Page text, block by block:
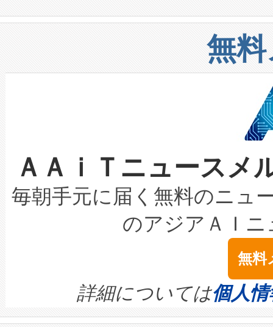
構造化トレーニングカリキュ
上げおよび商用化段階におけ
設備整備および立ち上げ調整
加組織は、Enzeneのバイオ
選定された製品について、自
取得できる可能性もあります
設には、3億～4億ドルかか
最高経営責任者（CEO）であ
す。「当社のfully-connected
ームを利用すれば、6,000万
きます。この効率性は、フェ
安全性を追跡し、確保する事
増加しているデータセンター
る電力網に大きな負担をかけ
事業者の負担軽減という課題
系統連系を迅速にし、ピーク
限を超えて利用可能な電力容
持できるよう貢献します。こ
ービスレベル契約（SLA）違
テリー性能の劣化によるダウ
念は、現在データセンターが
ます。 Voltaiq provides a
quality and reliability for AI
BESS stack to ensure battery
や穀物倉庫におけるバルク材
リューション「Avia 2」を発
したAvia 2は、1,000メート
狭視野のFOVを切り替えるこ
ケーブル、枝などの細かな対
なレーザースポットにより、
な環境下でも豊かなディテー
キロメートル範囲を検出
LiDAR for Inspections,
は1535 nmレーザーを搭載。
イズの小径化を実現すること
す。ノーマルモードでは、
ートル先まで検出でき、これ
無
ＡＡｉＴニュース
毎朝手元に届く無料のニュ
のアジアＡＩ
無料
詳細については個人